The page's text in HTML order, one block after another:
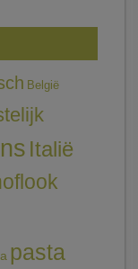
België
Italië
pasta